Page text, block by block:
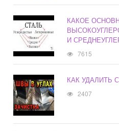
КАКОЕ
И
7615
КАК УДАЛИТЬ
2407